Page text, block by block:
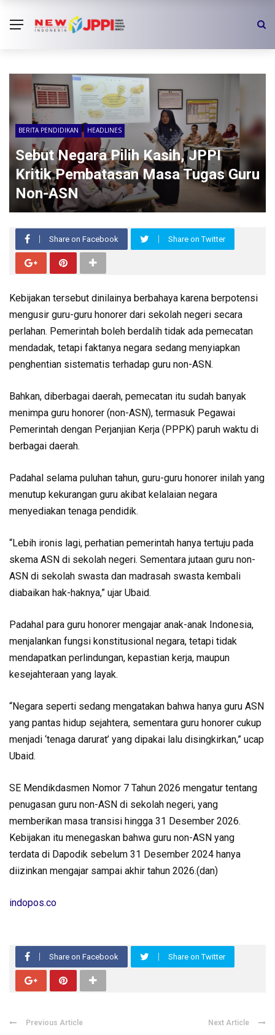
BERITA PENDIDIKAN HEADLINES
Sebut Negara Pilih Kasih, JPPI
Kritik Pembatasan Masa Tugas Guru
Non-ASN
Share on Facebook Share on Twitter
Kebijakan tersebut dinilainya berbahaya karena berpotensi
mengusir guru-guru honorer dari sekolah negeri secara
perlahan. Pemerintah boleh berdalih tidak ada pemecatan
mendadak, tetapi faktanya negara sedang menyiapkan
penghentian sistematis terhadap guru non-ASN.
Bahkan, diberbagai daerah, pemecatan itu sudah banyak
menimpa guru honorer (non-ASN), termasuk Pegawai
Pemerintah dengan Perjanjian Kerja (PPPK) paruh waktu di
berbagai daerah.
Padahal selama puluhan tahun, guru-guru honorer inilah yang
menutup kekurangan guru akibat kelalaian negara
menyediakan tenaga pendidik.
“Lebih ironis lagi, perhatian pemerintah hanya tertuju pada
skema ASN di sekolah negeri. Sementara jutaan guru non-
ASN di sekolah swasta dan madrasah swasta kembali
diabaikan hak-haknya,” ujar Ubaid.
Padahal para guru honorer mengajar anak-anak Indonesia,
menjalankan fungsi konstitusional negara, tetapi tidak
mendapatkan perlindungan, kepastian kerja, maupun
kesejahteraan yang layak.
“Negara seperti sedang mengatakan bahwa hanya guru ASN
yang pantas hidup sejahtera, sementara guru honorer cukup
menjadi ‘tenaga darurat’ yang dipakai lalu disingkirkan,” ucap
Ubaid.
SE Mendikdasmen Nomor 7 Tahun 2026 mengatur tentang
penugasan guru non-ASN di sekolah negeri, yang
memberikan masa transisi hingga 31 Desember 2026.
Kebijakan itu menegaskan bahwa guru non-ASN yang
terdata di Dapodik sebelum 31 Desember 2024 hanya
diizinkan mengajar sampai akhir tahun 2026.(dan)
indopos.co
Share on Facebook Share on Twitter
Previous Article Next Article